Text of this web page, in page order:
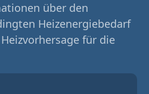
über den
Heizenergiebedarf
für die